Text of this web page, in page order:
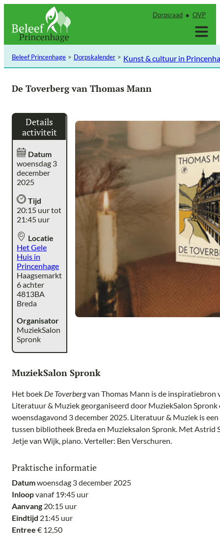
inhoud
Dorpsraad OVP
Beleef Princenhage Dorpskalender Kunst & cultuur in
De Toverberg van Thomas Mann
Details
activiteit
Datum
woensdag 3
december
2025
Tijd
20:15 uur tot
21:45 uur
Locatie
Het Gele
Huis in
Princenhage
Haagsemarkt
6 achter
4813BA
Breda
Organisator
MuziekSalon
Spronk
MuziekSalon Spronk
Het boek De Toverbergvan Thomas Mann is de inspiratiebron
Literatuur & Muziek georganiseerd door MuziekSalon Spronk
woensdagavond 3 december 2025. Literatuur & Muziek is
tussen bibliotheek Breda en Muzieksalon Spronk. Met Astrid
Jetje van Wijk, piano. Verteller: Ben Verschuren.
Praktische informatie
Datumwoensdag 3 december 2025
Inloopvanaf 19:45 uur
Aanvang 20:15 uur
Eindtijd 21:45 uur
Entree € 12,50